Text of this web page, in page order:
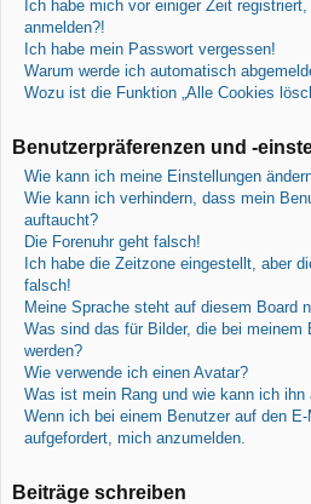
Ich habe mich vor einiger Zeit
anmelden?!
Ich habe mein Passwort vergessen!
Warum werde ich automatisch
Wozu ist die Funktion „Alle Cookies
Benutzerpräferenzen und -
Wie kann ich meine Einstellungen
Wie kann ich verhindern, dass mein
auftaucht?
Die Forenuhr geht falsch!
Ich habe die Zeitzone eingestellt, aber
falsch!
Meine Sprache steht auf diesem Board
Was sind das für Bilder, die bei meinem
werden?
Wie verwende ich einen Avatar?
Was ist mein Rang und wie kann ich ihn
Wenn ich bei einem Benutzer auf den
aufgefordert, mich anzumelden.
Beiträge schreiben